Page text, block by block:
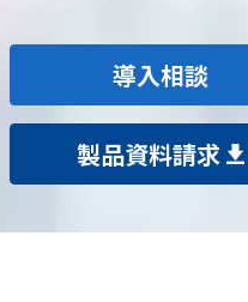
導入相談
製品資料請求